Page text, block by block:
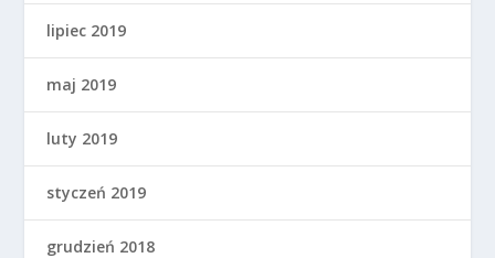
lipiec 2019
maj 2019
luty 2019
styczeń 2019
grudzień 2018